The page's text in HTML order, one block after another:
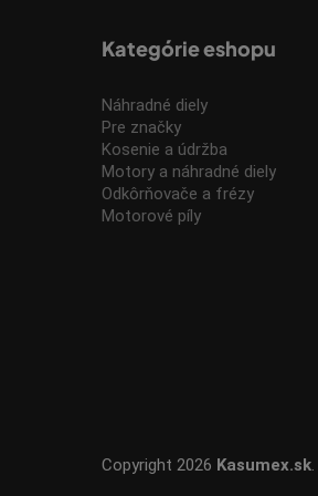
Kategórie eshopu
Náhradné diely
Pre značky
Kosenie a údržba
Motory a náhradné diely
Odkôrňovače a frézy
Motorové píly
Copyright 2026 Kasumex.sk